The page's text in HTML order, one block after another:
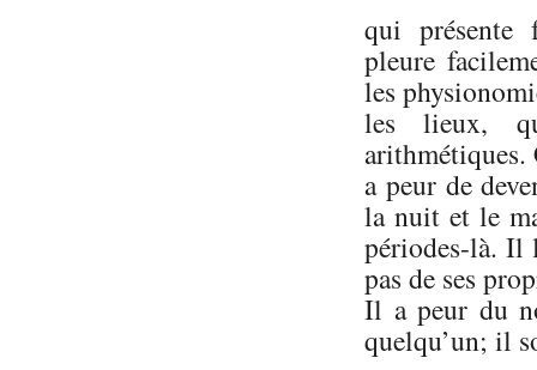
qui présente
pleure
les
les lieux,
a peur de
la nuit et le
périodes-là. Il
pas de ses
Il a peur du
quelqu’un; il